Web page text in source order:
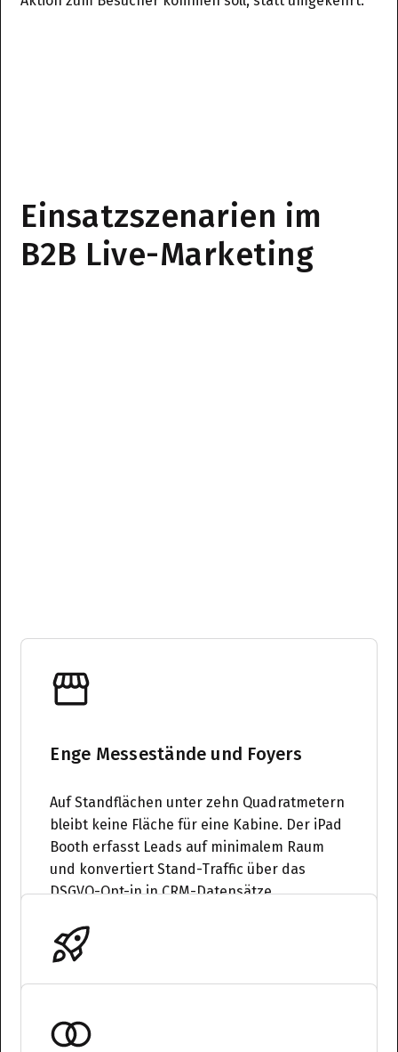
Einsatzszenarien im
B2B Live-Marketing
Enge Messestände und Foyers
Auf Standflächen unter zehn Quadratmetern
bleibt keine Fläche für eine Kabine. Der iPad
Booth erfasst Leads auf minimalem Raum
und konvertiert Stand-Traffic über das
DSGVO-Opt-in in CRM-Datensätze.